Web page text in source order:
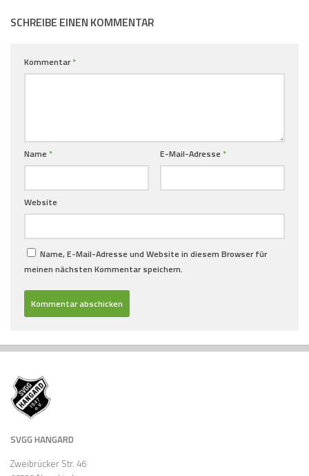
SCHREIBE EINEN KOMMENTAR
Kommentar*
Name * E-Mail-Adresse *
Website
Name, E-Mail-Adresse und Website in diesem Browser für
meinen nächsten Kommentar speichern.
SVGG HANGARD
Zweibrücker Str. 46